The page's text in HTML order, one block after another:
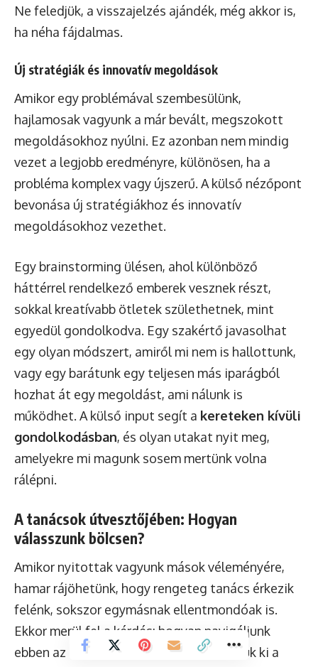
Ne feledjük, a visszajelzés ajándék, még akkor is,
ha néha fájdalmas.
Új stratégiák és innovatív megoldások
Amikor egy problémával szembesülünk,
hajlamosak vagyunk a már bevált, megszokott
megoldásokhoz nyúlni. Ez azonban nem mindig
vezet a legjobb eredményre, különösen, ha a
probléma komplex vagy újszerű. A külső nézőpont
bevonása új stratégiákhoz és innovatív
megoldásokhoz vezethet.
Egy brainstorming ülésen, ahol különböző
háttérrel rendelkező emberek vesznek részt,
sokkal kreatívabb ötletek születhetnek, mint
egyedül gondolkodva. Egy szakértő javasolhat
egy olyan módszert, amiről mi nem is hallottunk,
vagy egy barátunk egy teljesen más iparágból
hozhat át egy megoldást, ami nálunk is
működhet. A külső input segít a kereteken kívüli
gondolkodásban, és olyan utakat nyit meg,
amelyekre mi magunk sosem mertünk volna
rálépni.
A tanácsok útvesztőjében: Hogyan
válasszunk bölcsen?
Amikor nyitottak vagyunk mások véleményére,
hamar rájöhetünk, hogy rengeteg tanács érkezik
felénk, sokszor egymásnak ellentmondóak is.
Ekkor merül fel a kérdés: hogyan navigáljunk
ebben az útvesztőben? Hogyan válasszuk ki a